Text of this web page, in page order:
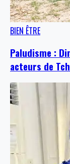
BIEN ÊTRE
Paludisme :
acteurs de